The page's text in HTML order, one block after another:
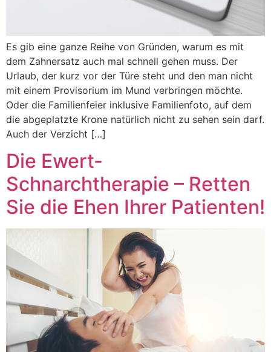
Es gib eine ganze Reihe von Gründen, warum es mit
dem Zahnersatz auch mal schnell gehen muss. Der
Urlaub, der kurz vor der Türe steht und den man nicht
mit einem Provisorium im Mund verbringen möchte.
Oder die Familienfeier inklusive Familienfoto, auf dem
die abgeplatzte Krone natürlich nicht zu sehen sein darf.
Auch der Verzicht […]
Die Ewert-
Schnarchtherapie – Retten
Sie die Ehen Ihrer Patienten!